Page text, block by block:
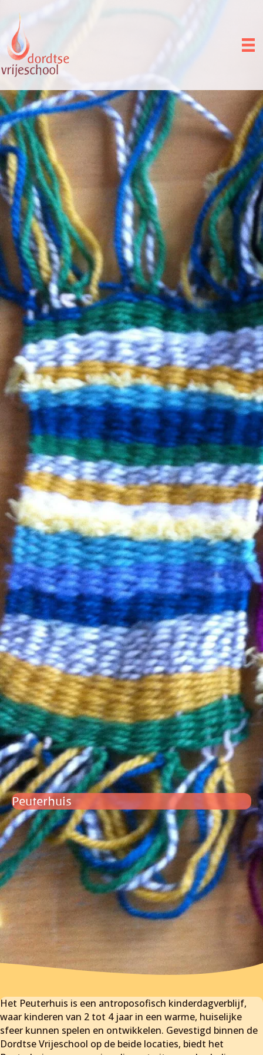
Peuterhuis
Het Peuterhuis is een antroposofisch kinderdagverblijf,
waar kinderen van 2 tot 4 jaar in een warme, huiselijke
sfeer kunnen spelen en ontwikkelen. Gevestigd binnen de
Dordtse Vrijeschool op de beide locaties, biedt het